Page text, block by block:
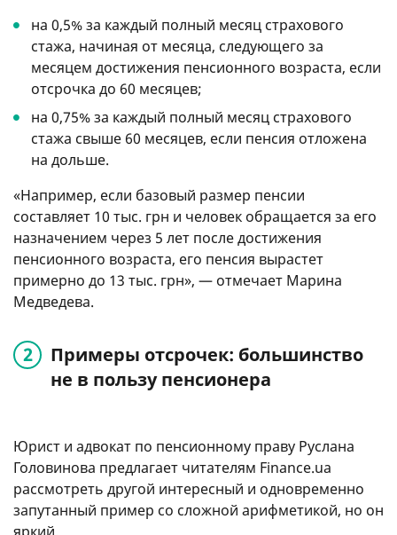
на 0,5% за каждый полный месяц страхового
стажа, начиная от месяца, следующего за
месяцем достижения пенсионного возраста, если
отсрочка до 60 месяцев;
на 0,75% за каждый полный месяц страхового
стажа свыше 60 месяцев, если пенсия отложена
на дольше.
«Например, если базовый размер пенсии
составляет 10 тыс. грн и человек обращается за его
назначением через 5 лет после достижения
пенсионного возраста, его пенсия вырастет
примерно до 13 тыс. грн», — отмечает Марина
Медведева.
Примеры отсрочек: большинство
не в пользу пенсионера
Юрист и адвокат по пенсионному праву Руслана
Головинова предлагает читателям Finance.ua
рассмотреть другой интересный и одновременно
запутанный пример со сложной арифметикой, но он
яркий.